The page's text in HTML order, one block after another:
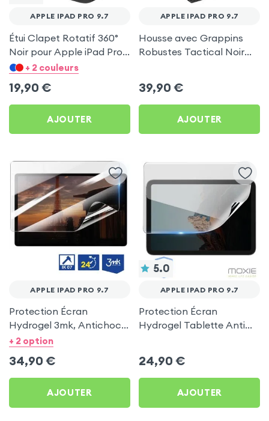
APPLE IPAD PRO 9.7
Étui Clapet Rotatif 360°
Noir pour Apple iPad Pro
9.7 + 2 couleurs
19,90 €
AJOUTER
APPLE IPAD PRO 9.7
Housse avec Grappins
Robustes Tactical Noir
39,90 €
AJOUTER
APPLE IPAD PRO 9.7
Protection Écran
Hydrogel 3mk, Antichoc
et Anti Rayures pour
+ 2 option
34,90 €
AJOUTER
5.0
APPLE IPAD PRO 9.7
Protection Écran
Hydrogel Tablette Anti
24,90 €
AJOUTER